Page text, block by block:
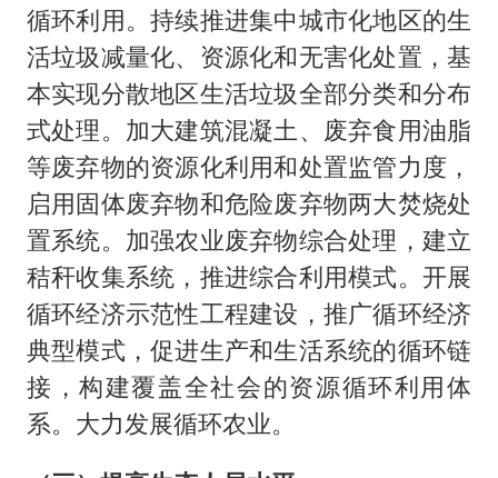
循环利用。持续推进集中城市化地区的生
活垃圾减量化、资源化和无害化处置，基
本实现分散地区生活垃圾全部分类和分布
式处理。加大建筑混凝土、废弃食用油脂
等废弃物的资源化利用和处置监管力度，
启用固体废弃物和危险废弃物两大焚烧处
置系统。加强农业废弃物综合处理，建立
秸秆收集系统，推进综合利用模式。开展
循环经济示范性工程建设，推广循环经济
典型模式，促进生产和生活系统的循环链
接，构建覆盖全社会的资源循环利用体
系。大力发展循环农业。